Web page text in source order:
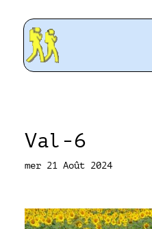
Val-6
mer 21 Août 2024